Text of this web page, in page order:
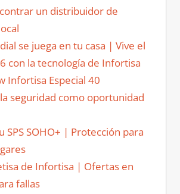
un distribuidor de
se juega en tu casa | Vive el
con la tecnología de Infortisa
Infortisa Especial 40
seguridad como oportunidad
SPS SOHO+ | Protección para
de Infortisa | Ofertas en
fallas